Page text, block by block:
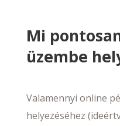
Mi
üzembe
Valamennyi online
helyezéséhez